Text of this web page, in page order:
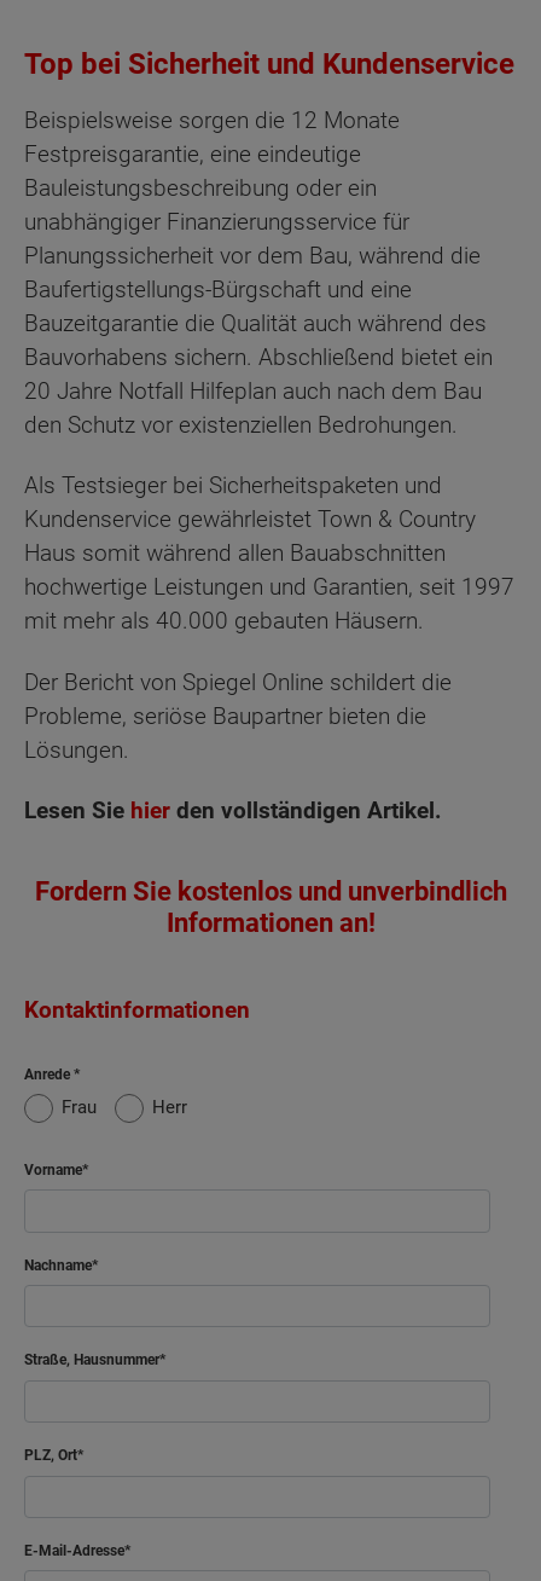
Top bei Sicherheit und Kundenservice
Beispielsweise sorgen die 12 Monate
Festpreisgarantie, eine eindeutige
Bauleistungsbeschreibung oder ein
unabhängiger Finanzierungsservice für
Planungssicherheit vor dem Bau, während die
Baufertigstellungs-Bürgschaft und eine
Bauzeitgarantie die Qualität auch während des
Bauvorhabens sichern. Abschließend bietet ein
20 Jahre Notfall Hilfeplan auch nach dem Bau
den Schutz vor existenziellen Bedrohungen.
Als Testsieger bei Sicherheitspaketen und
Kundenservice gewährleistet Town & Country
Haus somit während allen Bauabschnitten
hochwertige Leistungen und Garantien, seit 1997
mit mehr als 40.000 gebauten Häusern.
Der Bericht von Spiegel Online schildert die
Probleme, seriöse Baupartner bieten die
Lösungen.
Lesen Sie hier den vollständigen Artikel.
Fordern Sie kostenlos und unverbindlich
Informationen an!
Kontaktinformationen
Anrede
Frau Herr
Vorname
Nachname
Straße, Hausnummer
PLZ, Ort
E-Mail-Adresse